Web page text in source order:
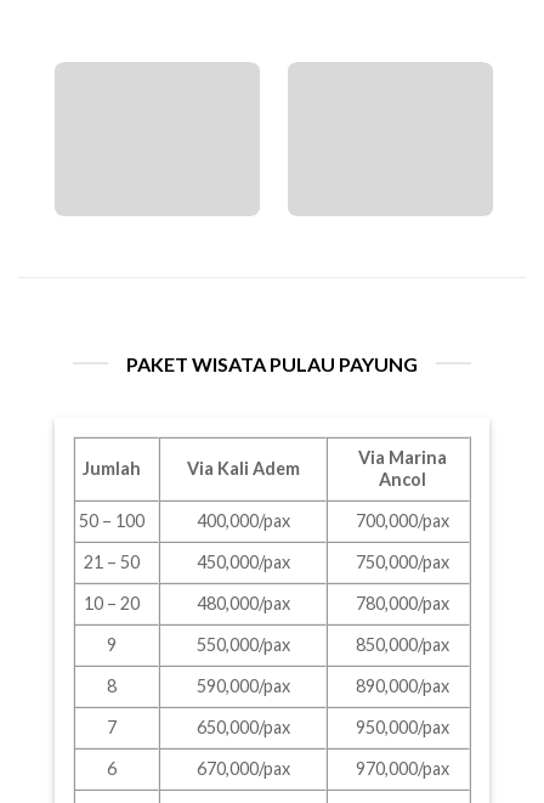
PAKET WISATA PULAU PAYUNG
Jumlah Via Kali Adem
Via Marina
Ancol
50 – 100
400,000/pax
700,000/pax
21 – 50
450,000/pax
750,000/pax
10 – 20
480,000/pax
780,000/pax
9
550,000/pax
850,000/pax
8
590,000/pax
890,000/pax
7
650,000/pax
950,000/pax
6
670,000/pax
970,000/pax